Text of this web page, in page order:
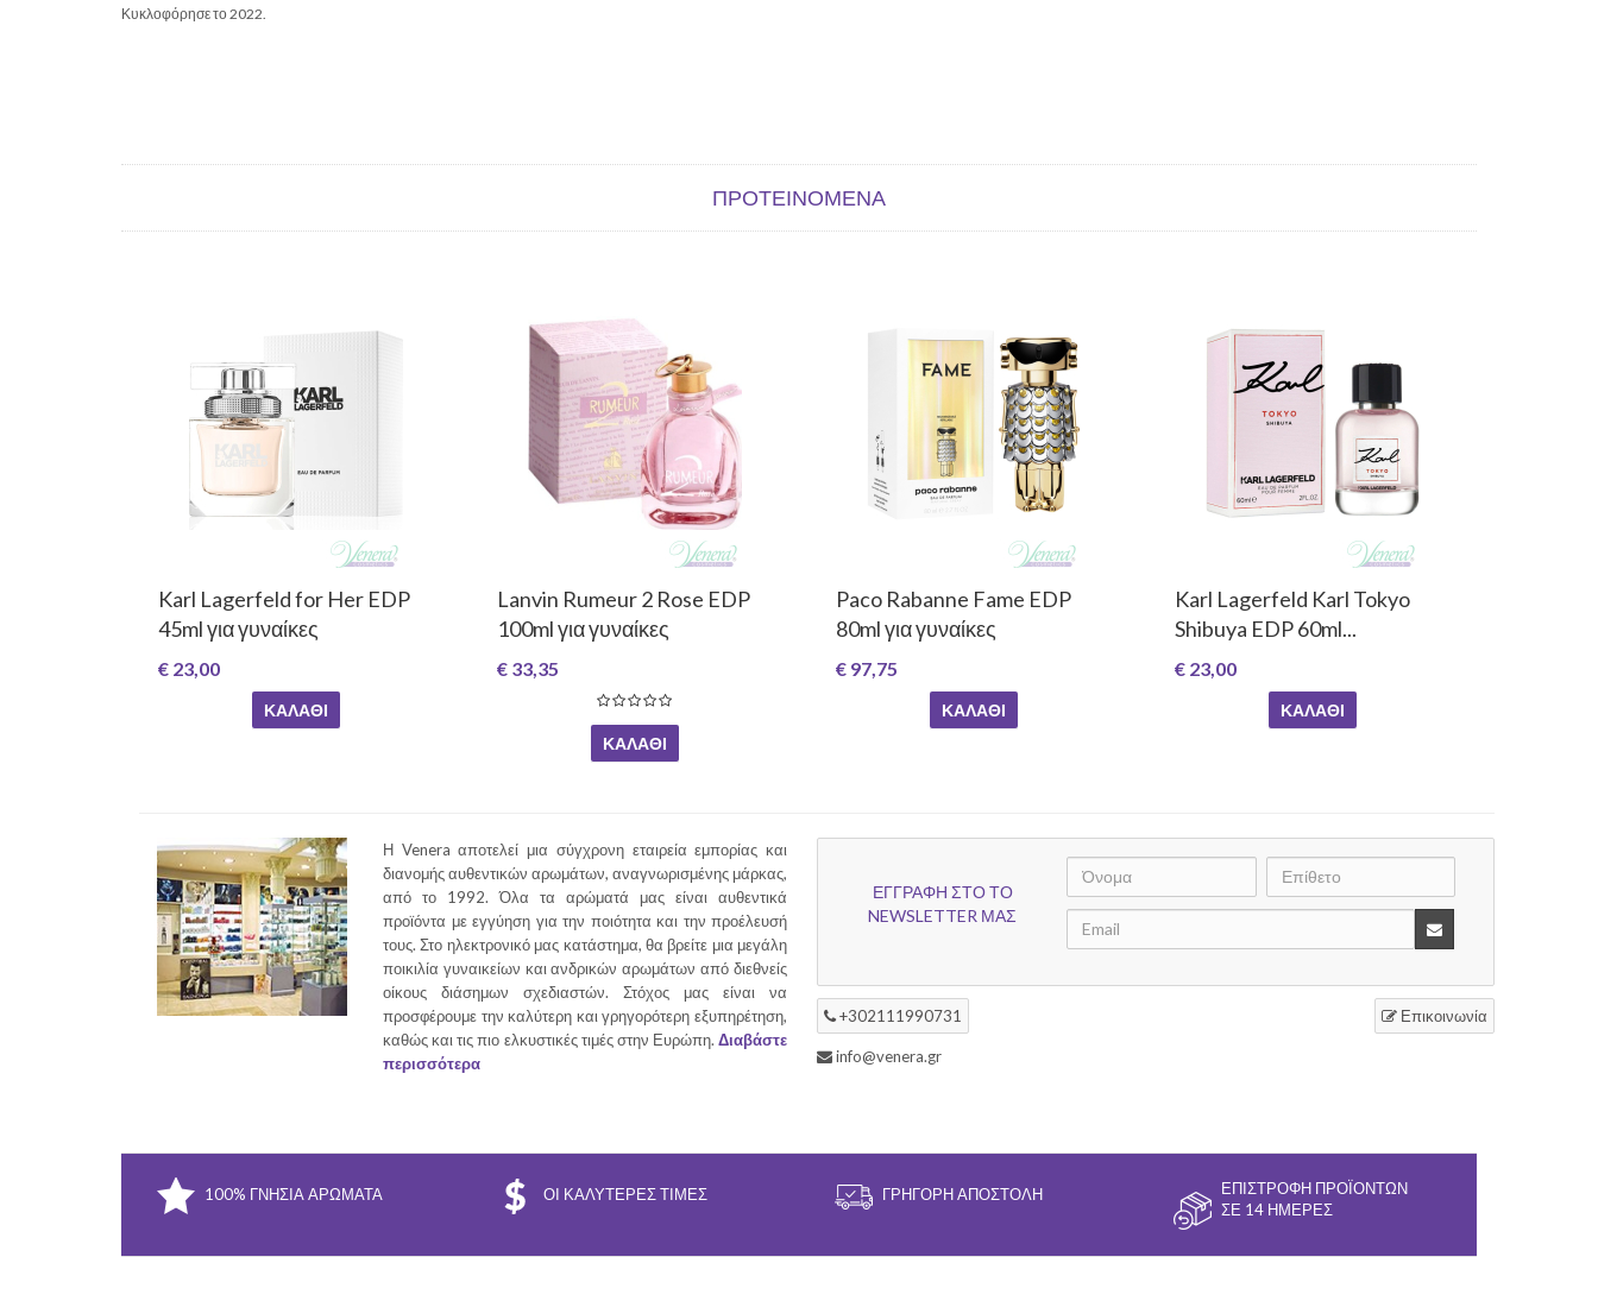
Κυκλοφόρησε το 2022.
ΠΡΟΤΕΙΝΌΜΕΝΑ
Karl Lagerfeld for Her EDP
45ml για γυναίκες
€ 23,00
ΚΑΛΆΘΙ
Lanvin Rumeur 2 Rose EDP
100ml για γυναίκες
€ 33,35
ΚΑΛΆΘΙ
Paco Rabanne Fame EDP
80ml για γυναίκες
€ 97,75
ΚΑΛΆΘΙ
Karl Lagerfeld Karl Tokyo
Shibuya EDP 60ml...
€ 23,00
ΚΑΛΆΘΙ
Η Venera αποτελεί μια σύγχρονη εταιρεία εμπορίας και
διανομής αυθεντικών αρωμάτων, αναγνωρισμένης μάρκας,
από το 1992. Όλα τα αρώματά μας είναι αυθεντικά
προϊόντα με εγγύηση για την ποιότητα και την προέλευσή
τους. Στο ηλεκτρονικό μας κατάστημα, θα βρείτε μια μεγάλη
ποικιλία γυναικείων και ανδρικών αρωμάτων από διεθνείς
οίκους διάσημων σχεδιαστών. Στόχος μας είναι να
προσφέρουμε την καλύτερη και γρηγορότερη εξυπηρέτηση,
καθώς και τις πιο ελκυστικές τιμές στην Ευρώπη. Διαβάστε
περισσότερα
ΕΓΓΡΑΦΗ ΣΤΟ ΤΟ
NEWSLETTER ΜΑΣ
+302111990731 Επικοινωνία
info@venera.gr
100% ΓΝΉΣΙΑ ΑΡΏΜΑΤΑ ΟΙ ΚΑΛΎΤΕΡΕΣ ΤΙΜΈΣ ΓΡΉΓΟΡΗ ΑΠΟΣΤΟΛΉ
ΕΠΙΣΤΡΟΦΉ ΠΡΟΪΌΝΤΩΝ
ΣΕ 14 ΗΜΈΡΕΣ